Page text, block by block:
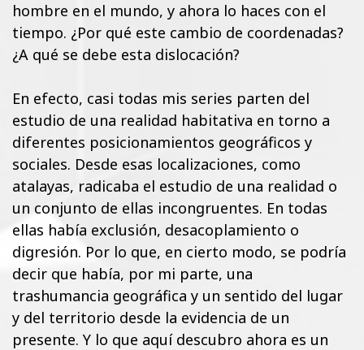
hombre en el mundo, y ahora lo haces con el
tiempo. ¿Por qué este cambio de coordenadas?
¿A qué se debe esta dislocación?
En efecto, casi todas mis series parten del
estudio de una realidad habitativa en torno a
diferentes posicionamientos geográficos y
sociales. Desde esas localizaciones, como
atalayas, radicaba el estudio de una realidad o
un conjunto de ellas incongruentes. En todas
ellas había exclusión, desacoplamiento o
digresión. Por lo que, en cierto modo, se podría
decir que había, por mi parte, una
trashumancia geográfica y un sentido del lugar
y del territorio desde la evidencia de un
presente. Y lo que aquí descubro ahora es un